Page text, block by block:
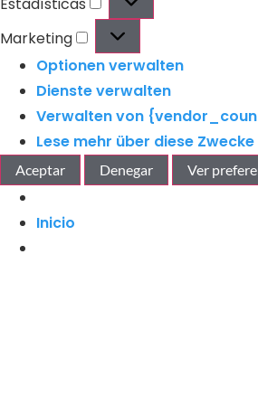
Marketing
Optionen verwalten
Dienste verwalten
Verwalten von
Lese mehr über diese Zwecke
Aceptar Denegar Ver
Inicio